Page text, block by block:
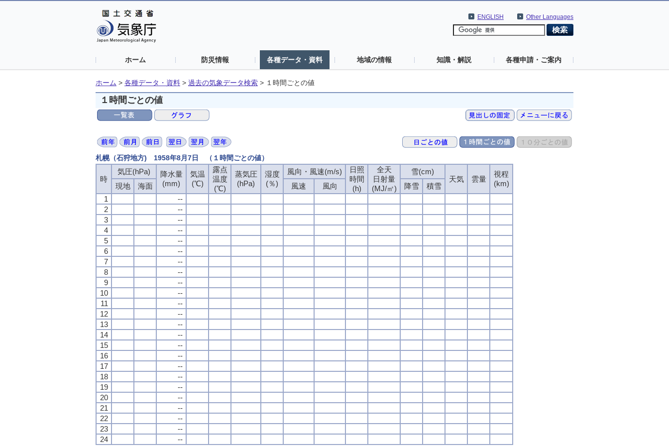
Other Languages
ENGLISH
ホーム 防災情報 各種データ・資料 地域の情報 知識・解説 各種申請・ご案内
ホーム > 各種データ・資料 > 過去の気象データ検索 > １時間ごとの値
１時間ごとの値
札幌（石狩地方) 1958年8月7日 （１時間ごとの値）
時
気圧(hPa)
降水量
(mm)
気温
(℃)
露点
温度
(℃)
蒸気圧
(hPa)
湿度
(％)
風向・風速(m/s)
日照
時間
(h)
全天
日射量
(MJ/㎡)
雪(cm)
天気
雲量
視程
(km)
現地 海面 風速 風向 降雪
積雪
1
--
2
--
3
--
4
--
5
--
6
--
7
--
8
--
9
--
10
--
11
--
12
--
13
--
14
--
15
--
16
--
17
--
18
--
19
--
20
--
21
--
22
--
23
--
24
--